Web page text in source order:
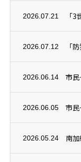
2026.07.21 「
2026.07.12 「
2026.06.14 市民
2026.06.05 市
2026.05.24